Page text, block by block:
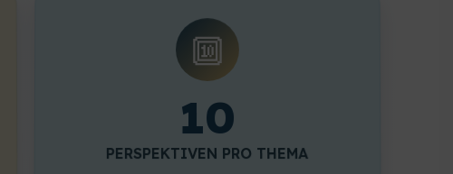
🔟
10
PERSPEKTIVEN PRO THEMA